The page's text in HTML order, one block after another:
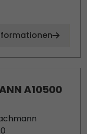
A10500
0